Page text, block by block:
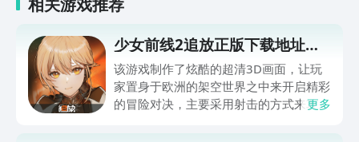
相关游戏推荐
少女前线2追放正版下载地址分
享
该游戏制作了炫酷的超清3D画面，让玩
家置身于欧洲的架空世界之中来开启精彩
的冒险对决，主要采用射击的方式来攻击
更多